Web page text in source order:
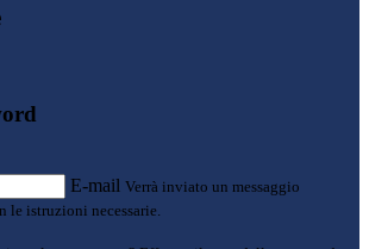
E-mail Verrà inviato un messaggio
istruzioni necessarie.